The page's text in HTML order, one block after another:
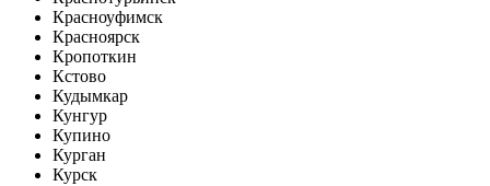
Красноуфимск
Красноярск
Кропоткин
Кстово
Кудымкар
Кунгур
Купино
Курган
Курск